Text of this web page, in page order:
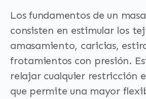
Los fundamentos de un
consisten en estimular los
amasamiento, caricias,
frotamientos con presión.
relajar cualquier restricción
que permite una mayor